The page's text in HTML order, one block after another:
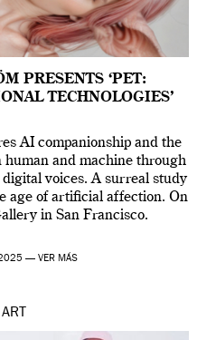
PRESENTS ‘PET:
TECHNOLOGIES’
AI companionship and the
and machine through
voices. A surreal study
age of artificial affection. On
in San Francisco.
— VER MÁS
ART